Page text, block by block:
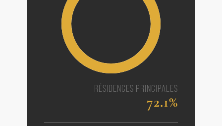
RÉSIDENCES PRINCIPALES
72.1%